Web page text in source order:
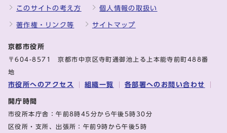
このサイトの考え方 個人情報の取扱い
著作権・リンク等 サイトマップ
京都市役所
〒604-8571 京都市中京区寺町通御池上る上本能寺前町488番
地
市役所へのアクセス 組織一覧 各部署へのお問い合わせ
開庁時間
市役所本庁舎：午前8時45分から午後5時30分
区役所・支所、出張所：午前9時から午後5時